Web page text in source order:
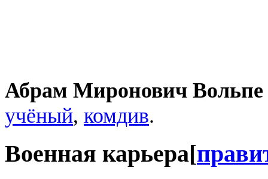
Абрам Миронович Вольпе
учёный, комдив.
Военная карьера[